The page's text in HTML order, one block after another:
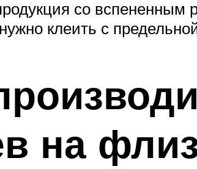
со вспененным
клеить с
на